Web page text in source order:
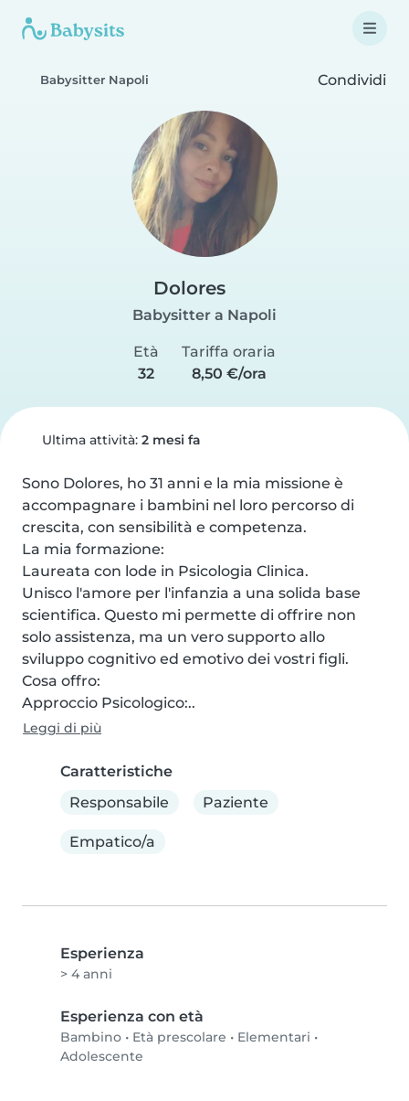
Babysitter Napoli Condividi
Dolores
Babysitter a Napoli
Età
32
Tariffa oraria
8,50 €/ora
Ultima attività: 2 mesi fa
Sono Dolores, ho 31 anni e la mia missione è
accompagnare i bambini nel loro percorso di
crescita, con sensibilità e competenza.
La mia formazione:
Laureata con lode in Psicologia Clinica.
Unisco l'amore per l'infanzia a una solida base
scientifica. Questo mi permette di offrire non
solo assistenza, ma un vero supporto allo
sviluppo cognitivo ed emotivo dei vostri figli.
Cosa offro:
Approccio Psicologico:..
Leggi di più
Caratteristiche
Responsabile
Paziente
Empatico/a
Esperienza
> 4 anni
Esperienza con età
Bambino • Età prescolare • Elementari •
Adolescente